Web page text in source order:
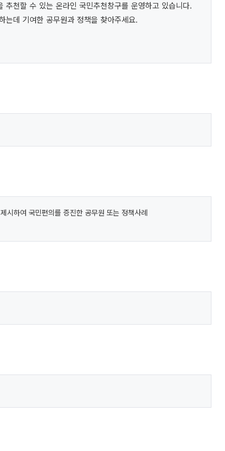
천할 수 있는 온라인 국민추천창구를 운영하고 있습니다.
는데 기여한 공무원과 정책을 찾아주세요.
시하여 국민편의를 증진한 공무원 또는 정책사례